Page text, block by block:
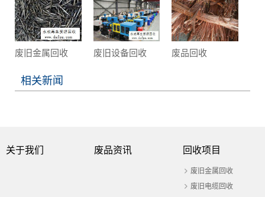
废旧金属回收 废旧设备回收 废品回收
相关新闻
关于我们 废品资讯 回收项目
废旧金属回收
废旧电缆回收